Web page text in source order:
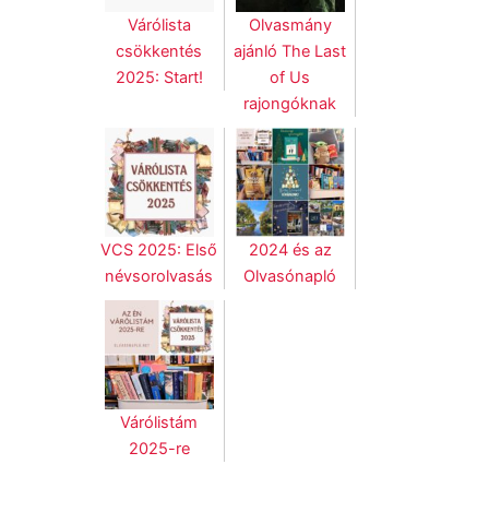
Várólista
csökkentés
2025: Start!
Olvasmány
ajánló The Last
of Us
rajongóknak
VCS 2025: Első
névsorolvasás
2024 és az
Olvasónapló
Várólistám
2025-re